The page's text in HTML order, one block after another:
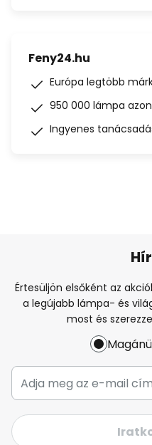
Feny24.hu
Európa legtöbb
950 000 lámpa
Ingyenes
Értesüljön elsőként az
a legújabb lámpa- és
most és